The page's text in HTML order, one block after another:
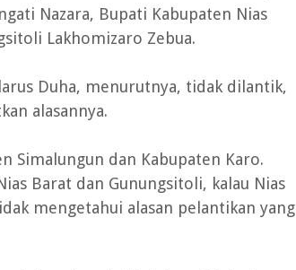
Nazara, Bupati Kabupaten Nias
Lakhomizaro Zebua.
Duha, menurutnya, tidak dilantik,
alasannya.
Simalungun dan Kabupaten Karo.
Barat dan Gunungsitoli, kalau Nias
mengetahui alasan pelantikan yang